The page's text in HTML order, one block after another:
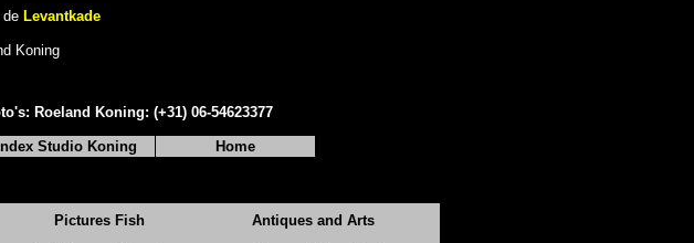
de Levantkade
Koning
Roeland Koning: (+31) 06-54623377
Studio Koning Home
Pictures Fish Antiques and Arts